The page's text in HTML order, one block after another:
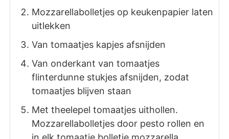
Mozzarellabolletjes op keukenpapier laten
uitlekken
Van tomaatjes kapjes afsnijden
Van onderkant van tomaatjes
flinterdunne stukjes afsnijden, zodat
tomaatjes blijven staan
Met theelepel tomaatjes uithollen.
Mozzarellabolletjes door pesto rollen en